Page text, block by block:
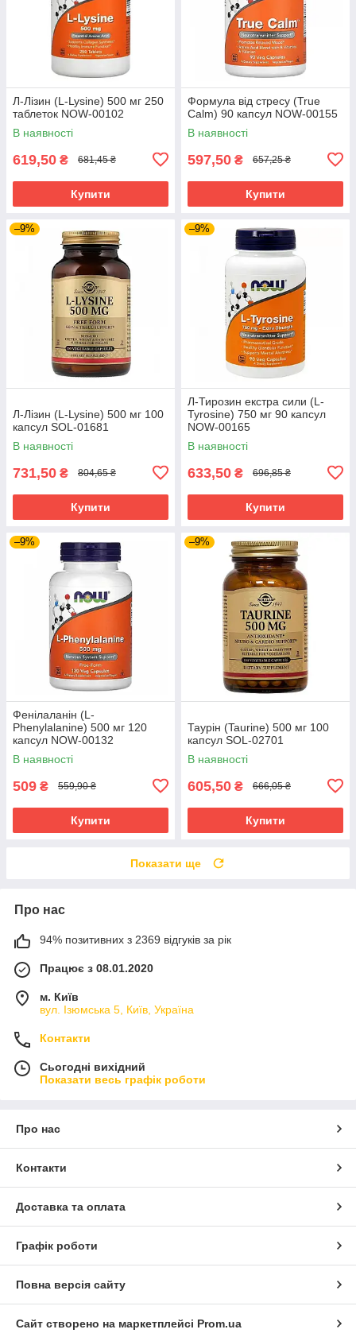
Л-Лізин (L-Lysine) 500 мг 250
таблеток NOW-00102
В наявності
619,50 ₴ 681,45 ₴
Купити
Формула від стресу (True
Calm) 90 капсул NOW-00155
В наявності
597,50 ₴ 657,25 ₴
Купити
–9%
Л-Лізин (L-Lysine) 500 мг 100
капсул SOL-01681
В наявності
731,50 ₴ 804,65 ₴
Купити
–9%
Л-Тирозин екстра сили (L-
Tyrosine) 750 мг 90 капсул
NOW-00165
В наявності
633,50 ₴ 696,85 ₴
Купити
–9%
Фенілаланін (L-
Phenylalanine) 500 мг 120
капсул NOW-00132
В наявності
509 ₴ 559,90 ₴
Купити
–9%
Таурін (Taurine) 500 мг 100
капсул SOL-02701
В наявності
605,50 ₴ 666,05 ₴
Купити
Показати ще
Про нас
94% позитивних з 2369 відгуків за рік
Працює з 08.01.2020
м. Київ
вул. Ізюмська 5, Київ, Україна
Контакти
Сьогодні вихідний
Показати весь графік роботи
Про нас
Контакти
Доставка та оплата
Графік роботи
Повна версія сайту
Сайт створено на маркетплейсі Prom.ua